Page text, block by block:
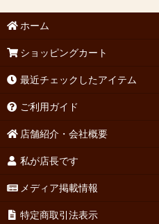
ホーム
ショッピングカート
最近チェックしたアイテム
ご利用ガイド
店舗紹介・会社概要
私が店長です
メディア掲載情報
特定商取引法表示